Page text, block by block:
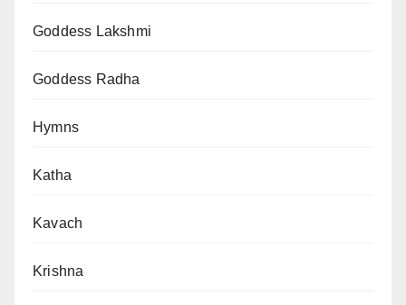
Goddess Lakshmi
Goddess Radha
Hymns
Katha
Kavach
Krishna